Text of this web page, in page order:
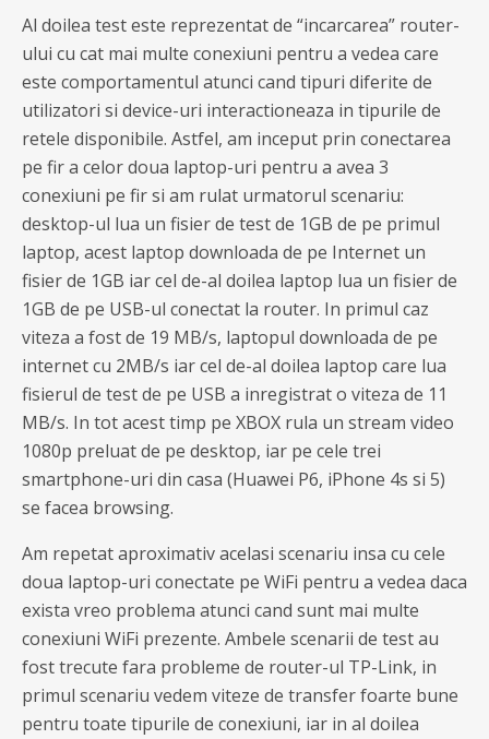
Al doilea test este reprezentat de “incarcarea” router-
ului cu cat mai multe conexiuni pentru a vedea care
este comportamentul atunci cand tipuri diferite de
utilizatori si device-uri interactioneaza in tipurile de
retele disponibile. Astfel, am inceput prin conectarea
pe fir a celor doua laptop-uri pentru a avea 3
conexiuni pe fir si am rulat urmatorul scenariu:
desktop-ul lua un fisier de test de 1GB de pe primul
laptop, acest laptop downloada de pe Internet un
fisier de 1GB iar cel de-al doilea laptop lua un fisier de
1GB de pe USB-ul conectat la router. In primul caz
viteza a fost de 19 MB/s, laptopul downloada de pe
internet cu 2MB/s iar cel de-al doilea laptop care lua
fisierul de test de pe USB a inregistrat o viteza de 11
MB/s. In tot acest timp pe XBOX rula un stream video
1080p preluat de pe desktop, iar pe cele trei
smartphone-uri din casa (Huawei P6, iPhone 4s si 5)
se facea browsing.
Am repetat aproximativ acelasi scenariu insa cu cele
doua laptop-uri conectate pe WiFi pentru a vedea daca
exista vreo problema atunci cand sunt mai multe
conexiuni WiFi prezente. Ambele scenarii de test au
fost trecute fara probleme de router-ul TP-Link, in
primul scenariu vedem viteze de transfer foarte bune
pentru toate tipurile de conexiuni, iar in al doilea